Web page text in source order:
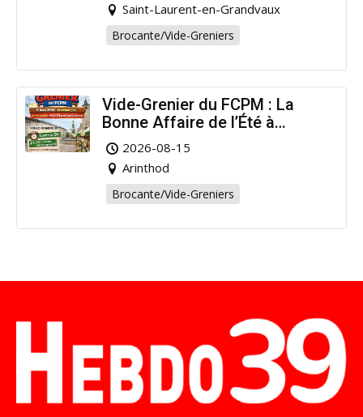
Saint-Laurent-en-Grandvaux
Brocante/Vide-Greniers
Vide-Grenier du FCPM : La
Bonne Affaire de l’Été à
Arinthod !
2026-08-15
Arinthod
Brocante/Vide-Greniers